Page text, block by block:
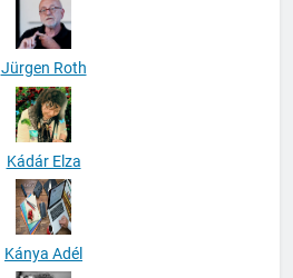
Jürgen Roth
Kádár Elza
Kánya Adél